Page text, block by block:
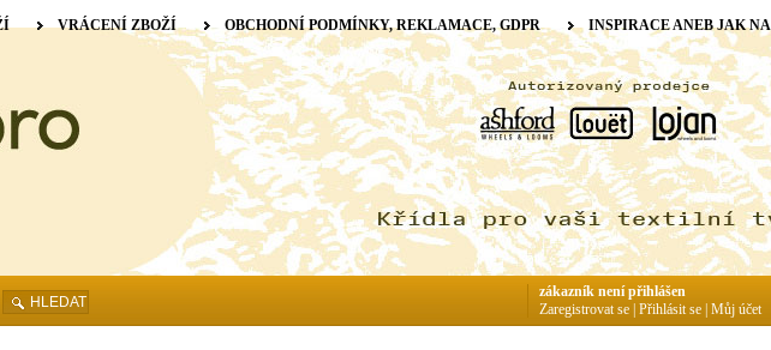
VRÁCENÍ ZBOŽÍ OBCHODNÍ PODMÍNKY, REKLAMACE, GDPR INSPIRACE ANEB JAK
HLEDAT
zákazník není přihlášen
Zaregistrovat se Přihlásit se Můj účet